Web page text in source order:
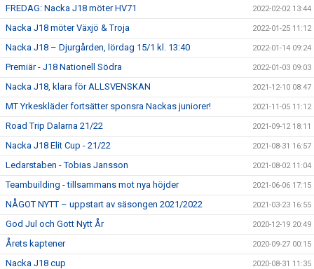
FREDAG: Nacka J18 möter HV71 2022-02-02 13:44
Nacka J18 möter Växjö & Troja 2022-01-25 11:12
Nacka J18 – Djurgården, lördag 15/1 kl. 13:40 2022-01-14 09:24
Premiär - J18 Nationell Södra 2022-01-03 09:03
Nacka J18, klara för ALLSVENSKAN 2021-12-10 08:47
MT Yrkeskläder fortsätter sponsra Nackas juniorer! 2021-11-05 11:12
Road Trip Dalarna 21/22 2021-09-12 18:11
Nacka J18 Elit Cup - 21/22 2021-08-31 16:57
Ledarstaben - Tobias Jansson 2021-08-02 11:04
Teambuilding - tillsammans mot nya höjder 2021-06-06 17:15
NÅGOT NYTT – uppstart av säsongen 2021/2022 2021-03-23 16:55
God Jul och Gott Nytt År 2020-12-19 20:49
Årets kaptener 2020-09-27 00:15
Nacka J18 cup 2020-08-31 11:35